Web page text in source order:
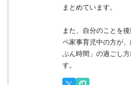
まとめています。
また、自分のことを
ペ家事育児中の方が
ぶん時間」の過ごし
す。